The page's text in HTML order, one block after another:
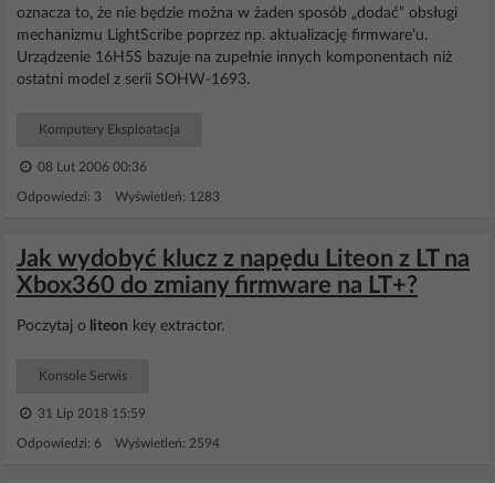
oznacza to, że nie będzie można w żaden sposób „dodać” obsługi
mechanizmu LightScribe poprzez np. aktualizację firmware’u.
Urządzenie 16H5S bazuje na zupełnie innych komponentach niż
ostatni model z serii SOHW-1693.
Komputery Eksploatacja
08 Lut 2006 00:36
Odpowiedzi: 3 Wyświetleń: 1283
Jak wydobyć klucz z napędu Liteon z LT na
Xbox360 do zmiany firmware na LT+?
Poczytaj o liteon key extractor.
Konsole Serwis
31 Lip 2018 15:59
Odpowiedzi: 6 Wyświetleń: 2594